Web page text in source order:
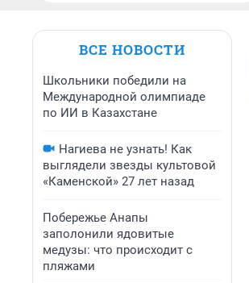
ВСЕ НОВОСТИ
Школьники победили на
Международной олимпиаде
по ИИ в Казахстане
Нагиева не узнать! Как
выглядели звезды культовой
«Каменской» 27 лет назад
Побережье Анапы
заполонили ядовитые
медузы: что происходит с
пляжами